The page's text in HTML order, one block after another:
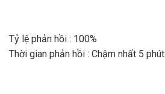
Tỷ lệ phản hồi : 100%
Thời gian phản hồi : Chậm nhất 5 phút